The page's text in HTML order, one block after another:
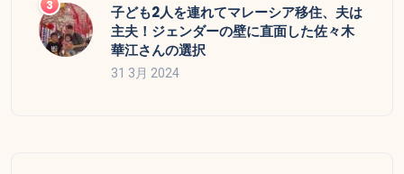
子ども2人を連れてマレーシア移住、夫は
主夫！ジェンダーの壁に直面した佐々木
華江さんの選択
31 3月 2024